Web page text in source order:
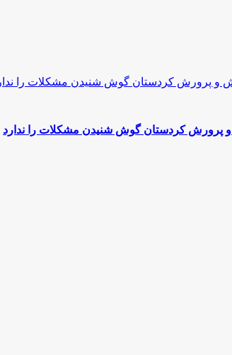
پرورش کردستان گوش شنیدن مشکلات ‌را ندارد